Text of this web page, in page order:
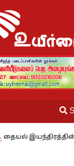
கண்டுபிடிப்பாளர்